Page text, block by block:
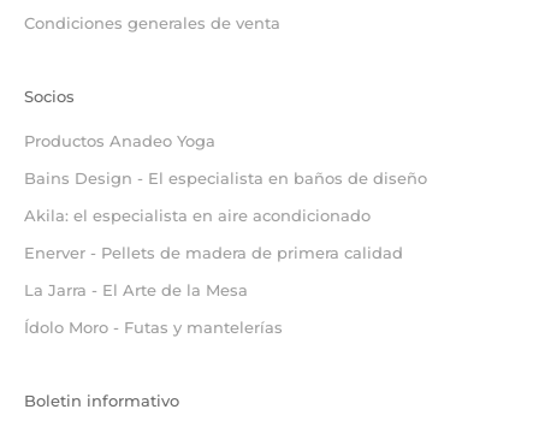
Condiciones generales de venta
Socios
Productos Anadeo Yoga
Bains Design - El especialista en baños de diseño
Akila: el especialista en aire acondicionado
Enerver - Pellets de madera de primera calidad
La Jarra - El Arte de la Mesa
Ídolo Moro - Futas y mantelerías
Boletin informativo